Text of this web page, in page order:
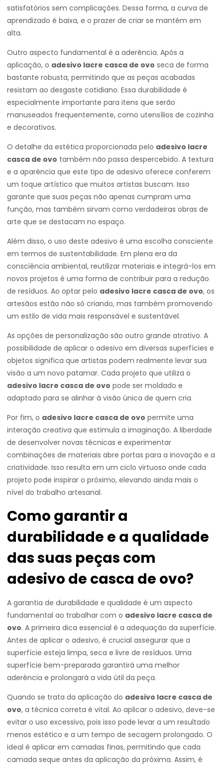
satisfatórios sem complicações. Dessa forma, a curva de
aprendizado é baixa, e o prazer de criar se mantém em
alta.
Outro aspecto fundamental é a aderência. Após a
aplicação, o adesivo lacre casca de ovo seca de forma
bastante robusta, permitindo que as peças acabadas
resistam ao desgaste cotidiano. Essa durabilidade é
especialmente importante para itens que serão
manuseados frequentemente, como utensílios de cozinha
e decorativos.
O detalhe da estética proporcionada pelo adesivo lacre
casca de ovo também não passa despercebido. A textura
e a aparência que este tipo de adesivo oferece conferem
um toque artístico que muitos artistas buscam. Isso
garante que suas peças não apenas cumpram uma
função, mas também sirvam como verdadeiras obras de
arte que se destacam no espaço.
Além disso, o uso deste adesivo é uma escolha consciente
em termos de sustentabilidade. Em plena era da
consciência ambiental, reutilizar materiais e integrá-los em
novos projetos é uma forma de contribuir para a redução
de resíduos. Ao optar pelo adesivo lacre casca de ovo, os
artesãos estão não só criando, mas também promovendo
um estilo de vida mais responsável e sustentável.
As opções de personalização são outro grande atrativo. A
possibilidade de aplicar o adesivo em diversas superfícies e
objetos significa que artistas podem realmente levar sua
visão a um novo patamar. Cada projeto que utiliza o
adesivo lacre casca de ovo pode ser moldado e
adaptado para se alinhar à visão única de quem cria.
Por fim, o adesivo lacre casca de ovo permite uma
interação creativa que estimula a imaginação. A liberdade
de desenvolver novas técnicas e experimentar
combinações de materiais abre portas para a inovação e a
criatividade. Isso resulta em um ciclo virtuoso onde cada
projeto pode inspirar o próximo, elevando ainda mais o
nível do trabalho artesanal.
Como garantir a
durabilidade e a qualidade
das suas peças com
adesivo de casca de ovo?
A garantia de durabilidade e qualidade é um aspecto
fundamental ao trabalhar com o adesivo lacre casca de
ovo. A primeira dica essencial é a adequação da superfície.
Antes de aplicar o adesivo, é crucial assegurar que a
superfície esteja limpa, seca e livre de resíduos. Uma
superfície bem-preparada garantirá uma melhor
aderência e prolongará a vida útil da peça.
Quando se trata da aplicação do adesivo lacre casca de
ovo, a técnica correta é vital. Ao aplicar o adesivo, deve-se
evitar o uso excessivo, pois isso pode levar a um resultado
menos estético e a um tempo de secagem prolongado. O
ideal é aplicar em camadas finas, permitindo que cada
camada seque antes da aplicação da próxima. Assim, é